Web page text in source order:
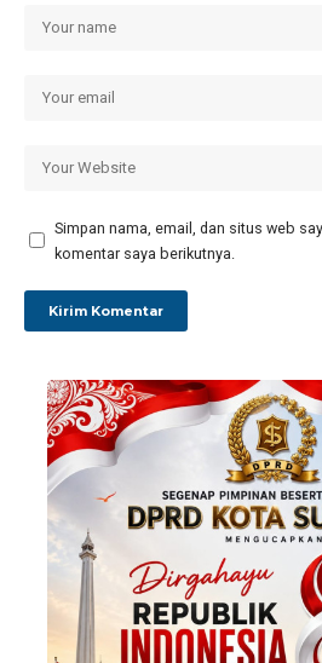
Simpan nama, email, dan situs web
komentar saya berikutnya.